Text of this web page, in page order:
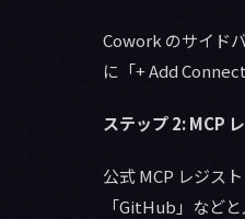
Cowork のサイド
に「+ Add
ステップ 2: MCP
公式 MCP レジス
「GitHub」など